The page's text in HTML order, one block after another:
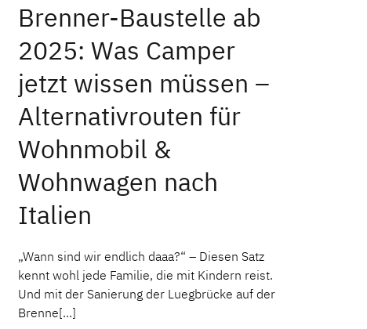
Brenner-Baustelle ab
2025: Was Camper
jetzt wissen müssen –
Alternativrouten für
Wohnmobil &
Wohnwagen nach
Italien
„Wann sind wir endlich daaa?“ – Diesen Satz
kennt wohl jede Familie, die mit Kindern reist.
Und mit der Sanierung der Luegbrücke auf der
Brenne[...]